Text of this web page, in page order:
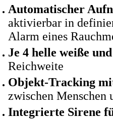
Automatischer
aktivierbar in
Alarm eines
Je 4 helle weiße
Reichweite
Objekt-Tracking
zwischen Menschen
Integrierte Sirene